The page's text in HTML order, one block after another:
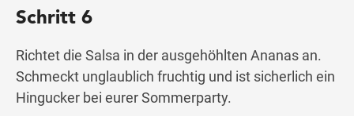
Schritt 6
Richtet die Salsa in der ausgehöhlten Ananas an.
Schmeckt unglaublich fruchtig und ist sicherlich ein
Hingucker bei eurer Sommerparty.